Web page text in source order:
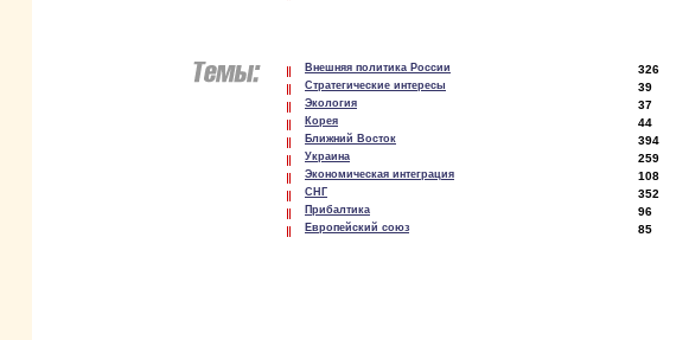
Внешняя политика России 326
Стратегические интересы 39
Экология 37
Корея 44
Ближний Восток 394
Украина 259
Экономическая интеграция 108
СНГ 352
Прибалтика 96
Европейский союз 85